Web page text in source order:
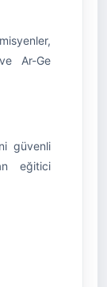
Ar-Ge
güvenli
eğitici